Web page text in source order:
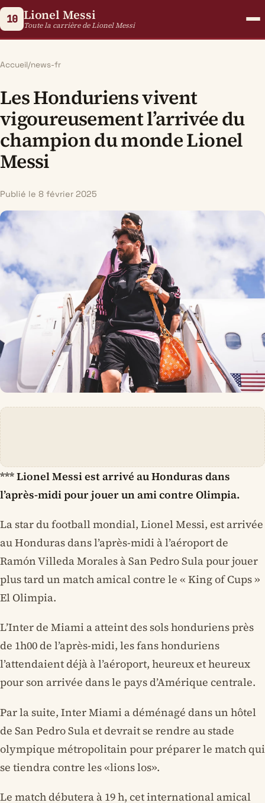
10 Lionel Messi
Toute la carrière de Lionel Messi
Accueil/news-fr
Les Honduriens vivent
vigoureusement l’arrivée du
champion du monde Lionel
Messi
Publié le 8 février 2025
*** Lionel Messi est arrivé au Honduras dans
l’après-midi pour jouer un ami contre Olimpia.
La star du football mondial, Lionel Messi, est arrivée
au Honduras dans l’après-midi à l’aéroport de
Ramón Villeda Morales à San Pedro Sula pour jouer
plus tard un match amical contre le « King of Cups »
El Olimpia.
L’Inter de Miami a atteint des sols honduriens près
de 1h00 de l’après-midi, les fans honduriens
l’attendaient déjà à l’aéroport, heureux et heureux
pour son arrivée dans le pays d’Amérique centrale.
Par la suite, Inter Miami a déménagé dans un hôtel
de San Pedro Sula et devrait se rendre au stade
olympique métropolitain pour préparer le match qui
se tiendra contre les «lions los».
Le match débutera à 19 h, cet international amical